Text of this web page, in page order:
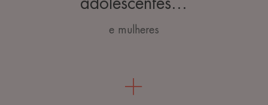
adolescentes...
e mulheres